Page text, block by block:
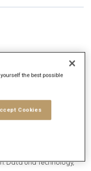
Agenturmarken Zenith,
in der
hinaus
Data und Technology,
the best possible
Cookies